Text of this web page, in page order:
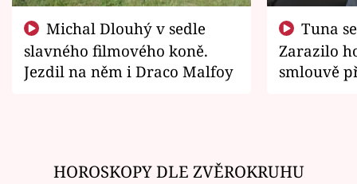
slavného filmového koně.
Jezdil na něm i Draco Malfoy
Zarazilo
smlouvě
HOROSKOPY DLE ZVĚROKRUHU